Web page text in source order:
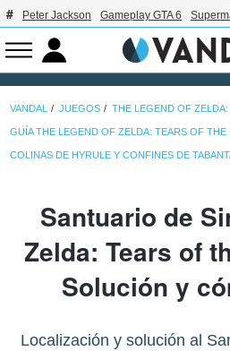
Peter Jackson Gameplay GTA 6
VANDAL JUEGOS THE LEGEND OF
GUÍA THE LEGEND OF ZELDA: TEARS OF THE
COLINAS DE HYRULE Y CONFINES DE
Santuario de
Zelda: Tears of
Solución y
Localización y solución al